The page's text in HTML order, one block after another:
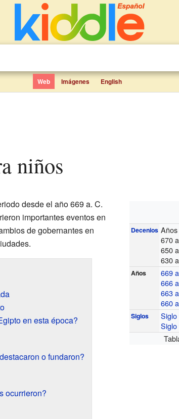
Web Imágenes English
niños
Decenios
670
650
630
Años 669
666
663
660
Siglos Siglo
Siglo
desde el año 669 a. C.
importantes eventos en
de gobernantes en
en esta época?
o fundaron?
ocurrieron?